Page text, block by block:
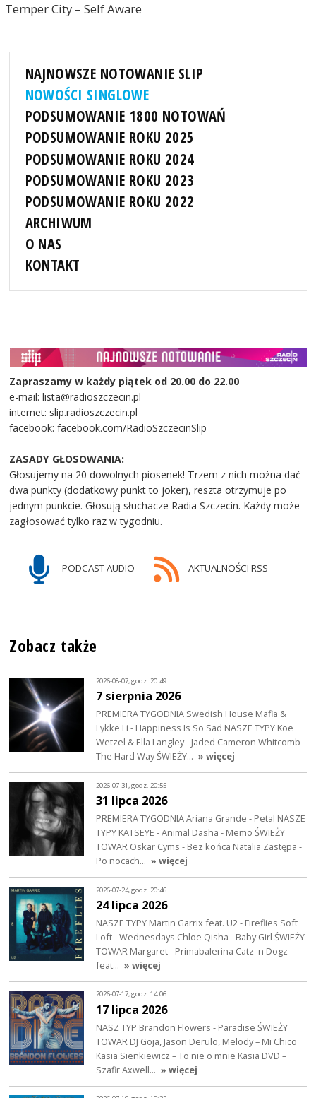
Temper City – Self Aware
NAJNOWSZE NOTOWANIE SLIP
NOWOŚCI SINGLOWE
PODSUMOWANIE 1800 NOTOWAŃ
PODSUMOWANIE ROKU 2025
PODSUMOWANIE ROKU 2024
PODSUMOWANIE ROKU 2023
PODSUMOWANIE ROKU 2022
ARCHIWUM
O NAS
KONTAKT
Zapraszamy w każdy piątek od 20.00 do 22.00
e-mail: lista@radioszczecin.pl
internet: slip.radioszczecin.pl
facebook: facebook.com/RadioSzczecinSlip
ZASADY GŁOSOWANIA:
Głosujemy na 20 dowolnych piosenek! Trzem z nich można dać
dwa punkty (dodatkowy punkt to joker), reszta otrzymuje po
jednym punkcie. Głosują słuchacze Radia Szczecin. Każdy może
zagłosować tylko raz w tygodniu.
PODCAST AUDIO AKTUALNOŚCI RSS
Zobacz także
2026-08-07, godz. 20:49
7 sierpnia 2026
PREMIERA TYGODNIA Swedish House Mafia &
Lykke Li - Happiness Is So Sad NASZE TYPY Koe
Wetzel & Ella Langley - Jaded Cameron Whitcomb -
The Hard Way ŚWIEŻY… » więcej
2026-07-31, godz. 20:55
31 lipca 2026
PREMIERA TYGODNIA Ariana Grande - Petal NASZE
TYPY KATSEYE - Animal Dasha - Memo ŚWIEŻY
TOWAR Oskar Cyms - Bez końca Natalia Zastępa -
Po nocach… » więcej
2026-07-24, godz. 20:46
24 lipca 2026
NASZE TYPY Martin Garrix feat. U2 - Fireflies Soft
Loft - Wednesdays Chloe Qisha - Baby Girl ŚWIEŻY
TOWAR Margaret - Primabalerina Catz 'n Dogz
feat… » więcej
2026-07-17, godz. 14:06
17 lipca 2026
NASZ TYP Brandon Flowers - Paradise ŚWIEŻY
TOWAR DJ Goja, Jason Derulo, Melody – Mi Chico
Kasia Sienkiewicz – To nie o mnie Kasia DVD –
Szafir Axwell… » więcej